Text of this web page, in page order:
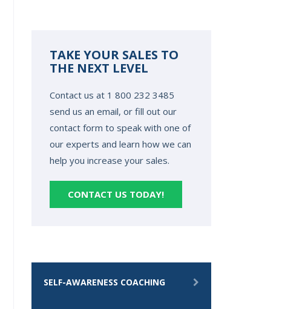
TAKE YOUR SALES TO
THE NEXT LEVEL
Contact us at 1 800 232 3485
send us an email, or fill out our
contact form to speak with one of
our experts and learn how we can
help you increase your sales.
CONTACT US TODAY!
SELF-AWARENESS COACHING